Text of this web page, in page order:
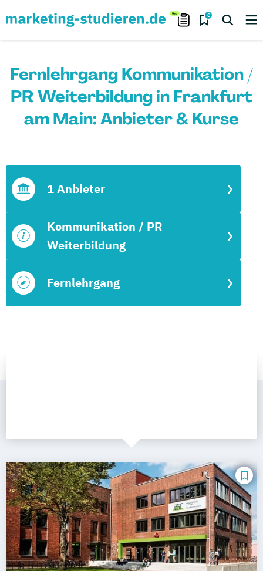
0
Fernlehrgang Kommunikation /
PR Weiterbildung in Frankfurt
am Main: Anbieter & Kurse
Fernlehrgang
Kommunikation / PR
Weiterbildung
1 Anbieter